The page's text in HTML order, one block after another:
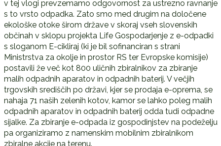
v tej vlogi prevzemamo odgovornost za ustrezno ravnanje
s to vrsto odpadka. Zato smo med drugim na določene
ekološke otoke širom države v skoraj vseh slovenskih
občinah v sklopu projekta Life Gospodarjenje z e-odpadki
s sloganom E-cikliraj (ki je bil sofinanciran s strani
Ministrstva za okolje in prostor RS ter Evropske komisije)
postavili že več kot 800 uličnih zbiralnikov za zbiranje
malih odpadnih aparatov in odpadnih baterij. V večjih
trgovskih središčih po državi, kjer se prodaja e-oprema, se
nahaja 71 naših zelenih kotov, kamor se lahko poleg malih
odpadnih aparatov in odpadnih baterij odda tudi odpadne
sijalke. Za zbiranje e-odpada iz gospodinjstev na podeželju
pa organiziramo z namenskim mobilnim zbiralnikom
zbiralne akcije na terenu.